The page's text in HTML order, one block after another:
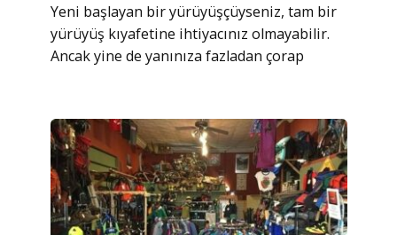
Yeni başlayan bir yürüyüşçüyseniz, tam bir
yürüyüş kıyafetine ihtiyacınız olmayabilir.
Ancak yine de yanınıza fazladan çorap